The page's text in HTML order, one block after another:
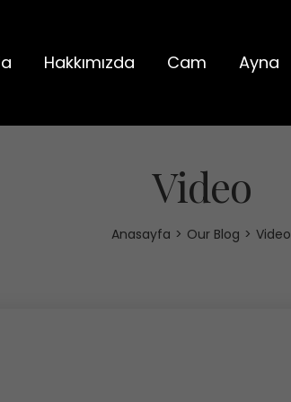
Hakkımızda Cam Ayna
Video
Anasayfa > Our Blog > Video